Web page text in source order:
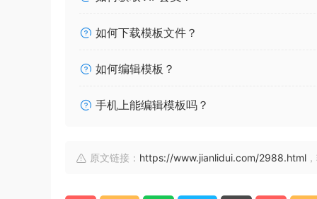
如何下载模板文件？
如何编辑模板？
手机上能编辑模板吗？
原文链接： https://www.jianlidui.com/2988.html